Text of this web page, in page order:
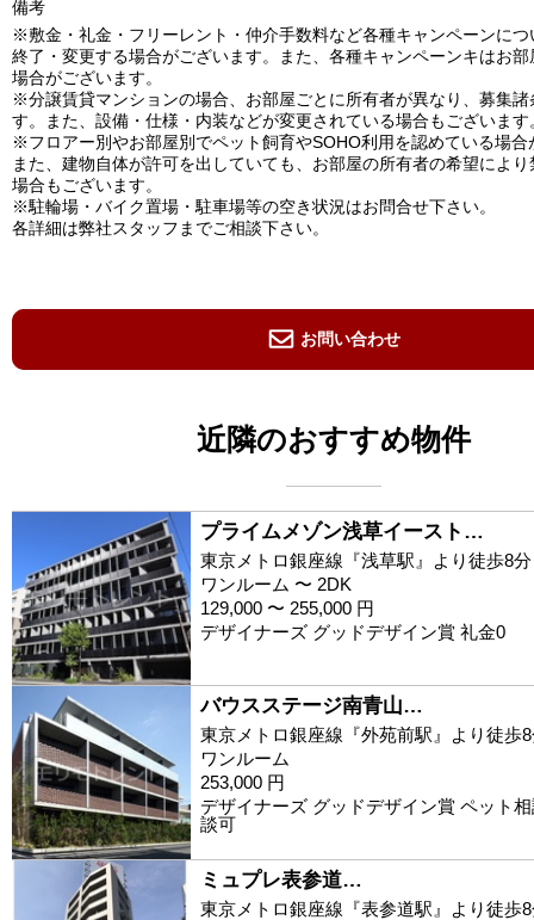
備考
※敷金・礼金・フリーレント・仲介手数料など各種キャンペーンにつ
終了・変更する場合がございます。また、各種キャンペーンキはお
場合がございます。
※分譲賃貸マンションの場合、お部屋ごとに所有者が異なり、募集諸
す。また、設備・仕様・内装などが変更されている場合もございます
※フロアー別やお部屋別でペット飼育やSOHO利用を認めている場合
また、建物自体が許可を出していても、お部屋の所有者の希望によ
場合もございます。
※駐輪場・バイク置場・駐車場等の空き状況はお問合せ下さい。
各詳細は弊社スタッフまでご相談下さい。
お問い合わせ
近隣のおすすめ物件
プライムメゾン浅草イースト…
東京メトロ銀座線『浅草駅』より徒歩8分
ワンルーム 〜 2DK
129,000 〜 255,000 円
デザイナーズ グッドデザイン賞 礼金0
バウスステージ南青山…
東京メトロ銀座線『外苑前駅』より徒歩
ワンルーム
253,000 円
デザイナーズ グッドデザイン賞 ペット
談可
ミュプレ表参道…
東京メトロ銀座線『表参道駅』より徒歩